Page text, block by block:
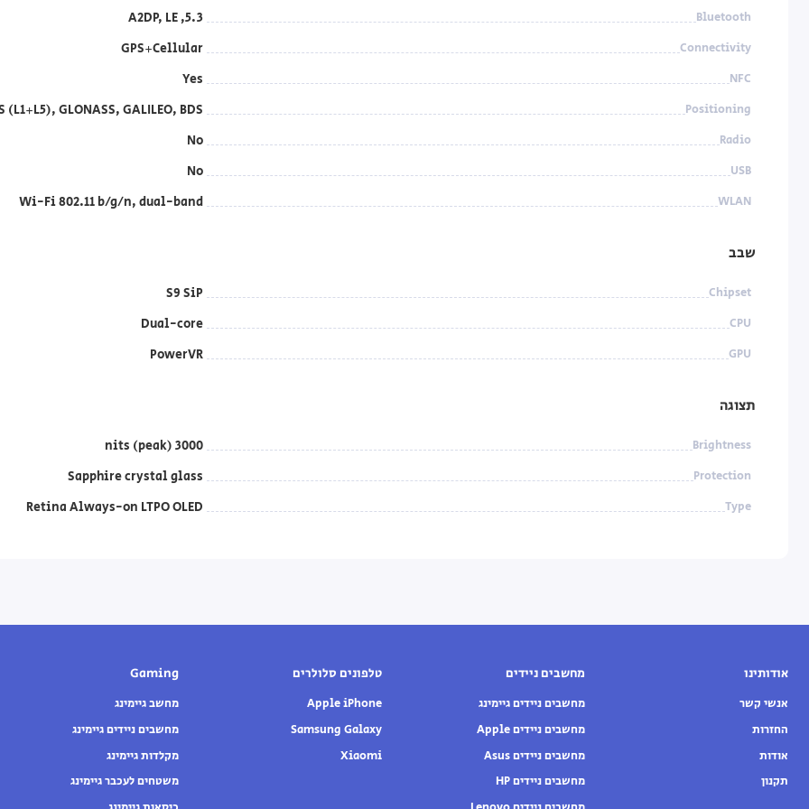
Bluetooth
5.3, A2DP, LE
Connectivity
GPS+Cellular
NFC
Yes
Positioning
(L1+L5), GLONASS, GALILEO, BDS
Radio
No
USB
No
WLAN
Wi-Fi 802.11 b/g/n, dual-band
שבב
Chipset
S9 SiP
CPU
Dual-core
GPU
PowerVR
תצוגה
Brightness
3000 nits (peak)
Protection
Sapphire crystal glass
Type
Retina Always-on LTPO OLED
אודותינו
אנשי קשר
החזרות
אודות
תקנון
מחשבים ניידים
מחשבים ניידים גיימינג
מחשבים ניידים Apple
מחשבים ניידים Asus
מחשבים ניידים HP
טלפונים סלולרים
Apple iPhone
Samsung Galaxy
Xiaomi
Gaming
מחשב גיימינג
מחשבים ניידים גיימינג
מקלדות גיימינג
משטחים לעכבר גיימינג